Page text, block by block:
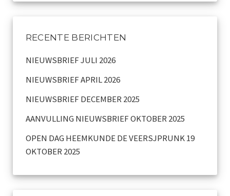
Catalogus overzicht
Nieuwsarchief
Beveiligde paginas
Bestuur
RECENTE BERICHTEN
NIEUWSBRIEF JULI 2026
NIEUWSBRIEF APRIL 2026
NIEUWSBRIEF DECEMBER 2025
AANVULLING NIEUWSBRIEF OKTOBER 2025
OPEN DAG HEEMKUNDE DE VEERSJPRUNK 19
OKTOBER 2025